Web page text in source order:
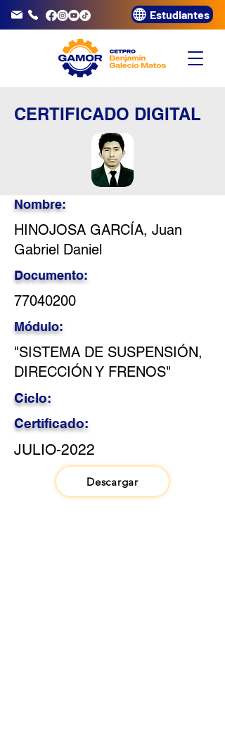
3320072 Estudiantes
CERTIFICADO DIGITAL
Nombre:
HINOJOSA GARCÍA, Juan
Gabriel Daniel
Documento:
77040200
Módulo:
"SISTEMA DE SUSPENSIÓN,
DIRECCIÓN Y FRENOS"
Ciclo:
Certificado:
JULIO-2022
Descargar